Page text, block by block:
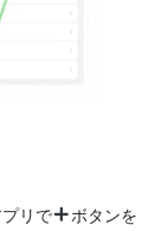
リで
ボタンを